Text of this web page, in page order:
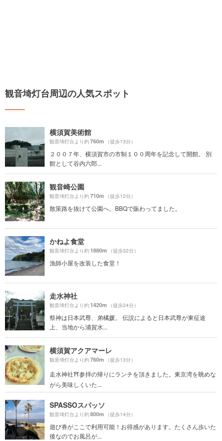
観音埼灯台周辺の人気スポット
横須賀美術館
観音埼灯台より約760m （徒歩13分）
２００７年、横須賀市の市制１００周年を記念して開館。 別
館として谷内六郎...
観音崎公園
観音埼灯台より約710m （徒歩12分）
散策路を抜けて公園へ。BBQで賑わってました。
かねよ食堂
観音埼灯台より約1880m （徒歩32分）
漁師小屋を改装した食堂！
走水神社
観音埼灯台より約1420m （徒歩24分）
祭神は日本武尊、弟橘媛。 伝説によると日本武尊が東征途
上、当地から浦賀水...
横須賀アクアマーレ
観音埼灯台より約760m （徒歩13分）
走水神社⛩参拝の帰りにランチを頂きました。東京湾を眺めな
がら美味しくいた...
SPASSOスパッソ
観音埼灯台より約800m （徒歩14分）
遊び券がここで利用可能！お得感があります。たくさん歩いた
後なのでお風呂が...